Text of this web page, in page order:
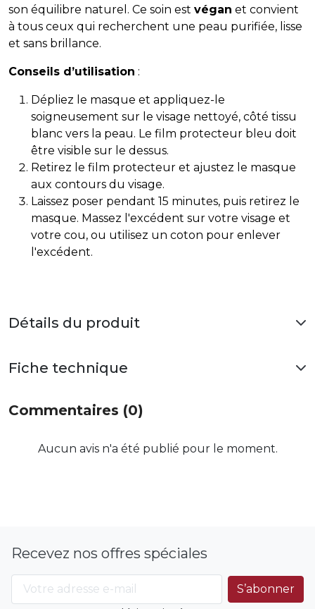
son équilibre naturel. Ce soin est végan et convient
à tous ceux qui recherchent une peau purifiée, lisse
et sans brillance.
Conseils d’utilisation :
Dépliez le masque et appliquez-le
soigneusement sur le visage nettoyé, côté tissu
blanc vers la peau. Le film protecteur bleu doit
être visible sur le dessus.
Retirez le film protecteur et ajustez le masque
aux contours du visage.
Laissez poser pendant 15 minutes, puis retirez le
masque. Massez l'excédent sur votre visage et
votre cou, ou utilisez un coton pour enlever
l'excédent.
Détails du produit
Fiche technique
Commentaires (0)
Aucun avis n'a été publié pour le moment.
Recevez nos offres spéciales